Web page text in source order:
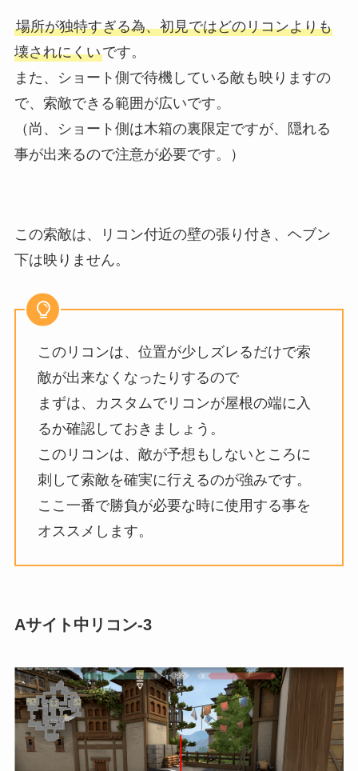
場所が独特すぎる為、初見ではどのリコンよりも
壊されにくいです。
また、ショート側で待機している敵も映りますの
で、索敵できる範囲が広いです。
（尚、ショート側は木箱の裏限定ですが、隠れる
事が出来るので注意が必要です。）
この索敵は、リコン付近の壁の張り付き、ヘブン
下は映りません。
このリコンは、位置が少しズレるだけで索
敵が出来なくなったりするので
まずは、カスタムでリコンが屋根の端に入
るか確認しておきましょう。
このリコンは、敵が予想もしないところに
刺して索敵を確実に行えるのが強みです。
ここ一番で勝負が必要な時に使用する事を
オススメします。
Aサイト中リコン-3